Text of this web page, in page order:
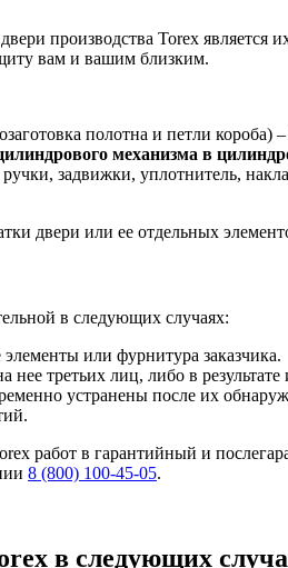
производства Torex
вам и вашим близким.
полотна и петли короба)
механизма в
задвижки, уплотнитель,
двери или ее отдельных
в следующих случаях:
или фурнитура заказчика.
третьих лиц, либо в
устранены после их
работ в гарантийный и
8 (800) 100-45-05.
в следующих